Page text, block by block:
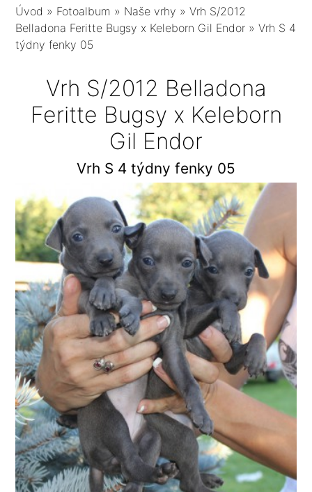
Úvod » Fotoalbum » Naše vrhy »Vrh S/2012
Belladona Feritte Bugsy x Keleborn Gil Endor »Vrh S 4
týdny fenky 05
Vrh S/2012 Belladona
Feritte Bugsy x Keleborn
Gil Endor
Vrh S 4 týdny fenky 05